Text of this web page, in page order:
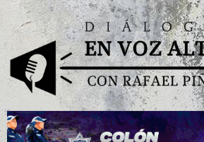
Saltar
al
contenido
Dialogo en voz alta